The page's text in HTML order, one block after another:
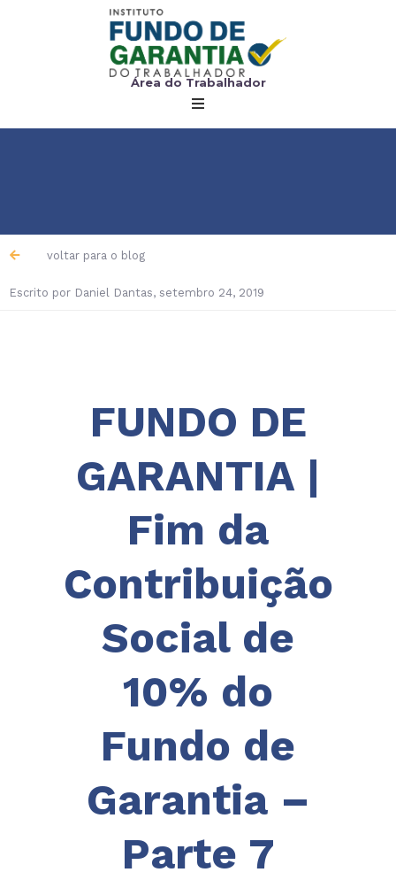
Área do Trabalhador
voltar para o blog
Escrito por Daniel Dantas, setembro 24, 2019
FUNDO DE
GARANTIA |
Fim da
Contribuição
Social de
10% do
Fundo de
Garantia –
Parte 7